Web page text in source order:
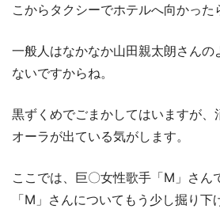
こからタクシーでホテルへ向かった
一般人はなかなか山田親太朗さんの
ないですからね。
黒ずくめでごまかしてはいますが、
オーラが出ている気がします。
ここでは、巨〇女性歌手「M」さん
「M」さんについてもう少し掘り下